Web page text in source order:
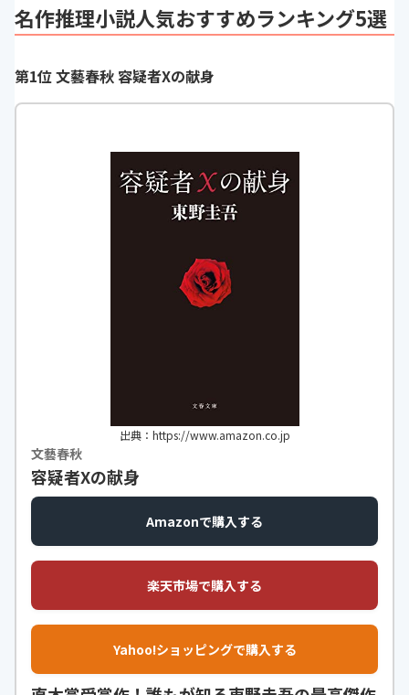
名作推理小説人気おすすめランキング5選
第1位 文藝春秋 容疑者Xの献身
出典：https://www.amazon.co.jp
文藝春秋
容疑者Xの献身
Amazonで購入する
楽天市場で購入する
Yahoo!ショッピングで購入する